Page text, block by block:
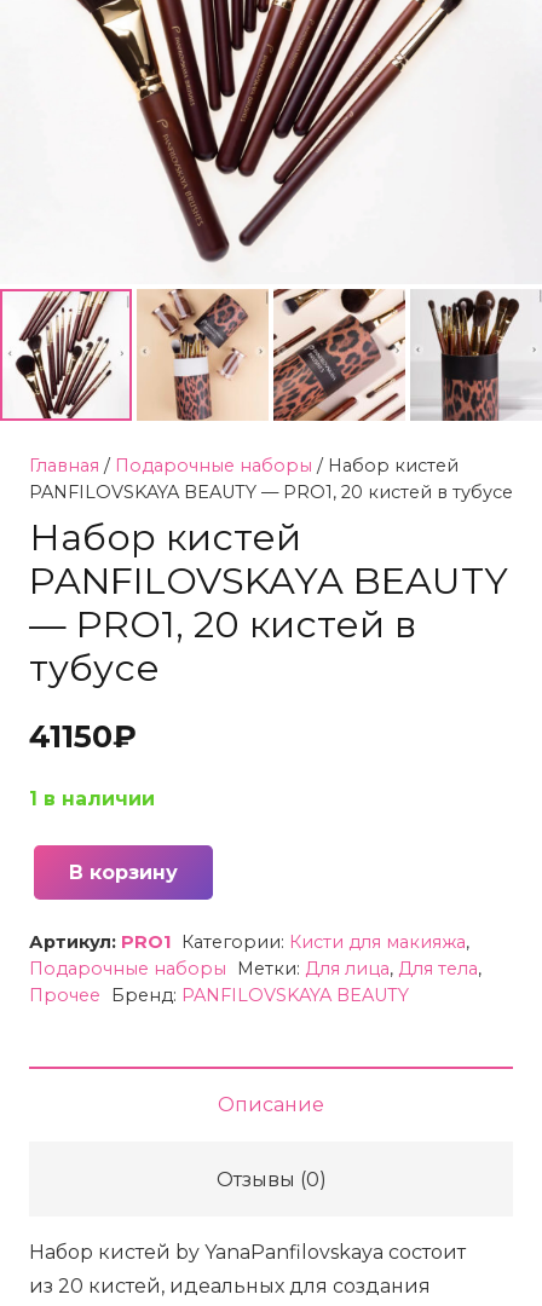
Главная / Подарочные наборы / Набор кистей
PANFILOVSKAYA BEAUTY — PRO1, 20 кистей в тубусе
Набор кистей
PANFILOVSKAYA BEAUTY
— PRO1, 20 кистей в
тубусе
41150₽
1 в наличии
Количество
Набор
кистей
тубусе
В корзину
Артикул: PRO1 Категории: Кисти для макияжа,
Подарочные наборы
Метки: Для лица, Для тела,
Прочее
Бренд: PANFILOVSKAYA BEAUTY
Описание
Отзывы (0)
Набор кистей by YanaPanfilovskaya состоит
из 20 кистей, идеальных для создания